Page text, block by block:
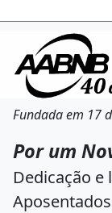
Fundada em 17
Por um
Dedicação